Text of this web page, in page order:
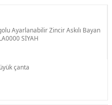
Ayarlanabilir Zincir Askılı Bayan
SİYAH
çanta